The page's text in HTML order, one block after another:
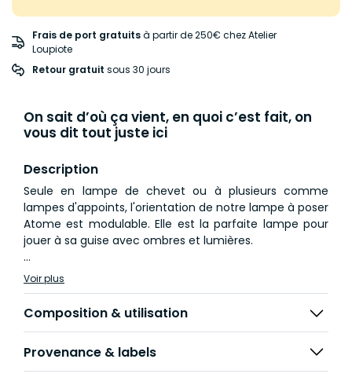
Frais de port gratuitsà partir de 250€ chez Atelier
Loupiote
Retour gratuit sous 30 jours
On sait d’où ça vient, en quoi c’est fait, on
vous dit tout juste ici
Description
Seule en lampe de chevet ou à plusieurs comme
lampes d'appoints, l'orientation de notre lampe à poser
Atome est modulable. Elle est la parfaite lampe pour
jouer à sa guise avec ombres et lumières.
Dimensions :
Diamètre haut de 13 cm
Hauteur de 24,5 cm
Diamètre bas de 21 cm
Longueur de câble : 1,92m - non ajustable.
Interrupteur : noir
Voir plus
Composition & utilisation
Provenance & labels